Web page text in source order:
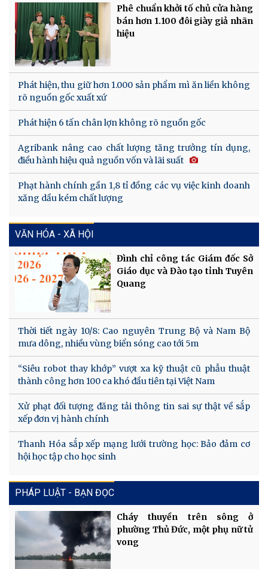
Phê chuẩn khởi tố chủ cửa hàng
bán hơn 1.100 đôi giày giả nhãn
hiệu
Phát hiện, thu giữ hơn 1.000 sản phẩm mì ăn liền không
rõ nguồn gốc xuất xứ
Phát hiện 6 tấn chân lợn không rõ nguồn gốc
Agribank nâng cao chất lượng tăng trưởng tín dụng,
điều hành hiệu quả nguồn vốn và lãi suất
Phạt hành chính gần 1,8 tỉ đồng các vụ việc kinh doanh
xăng dầu kém chất lượng
VĂN HÓA - XÃ HỘI
Đình chỉ công tác Giám đốc Sở
Giáo dục và Đào tạo tỉnh Tuyên
Quang
Thời tiết ngày 10/8: Cao nguyên Trung Bộ và Nam Bộ
mưa dông, nhiều vùng biển sóng cao tới 5m
“Siêu robot thay khớp” vượt xa kỹ thuật cũ phẫu thuật
thành công hơn 100 ca khó đầu tiên tại Việt Nam
Xử phạt đối tượng đăng tải thông tin sai sự thật về sắp
xếp đơn vị hành chính
Thanh Hóa sắp xếp mạng lưới trường học: Bảo đảm cơ
hội học tập cho học sinh
PHÁP LUẬT - BẠN ĐỌC
Cháy thuyền trên sông ở
phường Thủ Đức, một phụ nữ tử
vong